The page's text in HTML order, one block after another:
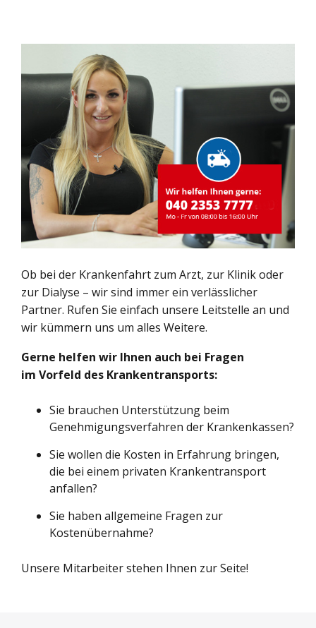
Ob bei der Krankenfahrt zum Arzt, zur Klinik oder
zur Dialyse – wir sind immer ein verlässlicher
Partner. Rufen Sie einfach unsere Leitstelle an und
wir kümmern uns um alles Weitere.
Gerne helfen wir Ihnen auch bei Fragen
im Vorfeld des Krankentransports:
Sie brauchen Unterstützung beim
Genehmigungsverfahren der Krankenkassen?
Sie wollen die Kosten in Erfahrung bringen,
die bei einem privaten Krankentransport
anfallen?
Sie haben allgemeine Fragen zur
Kostenübernahme?
Unsere Mitarbeiter stehen Ihnen zur Seite!